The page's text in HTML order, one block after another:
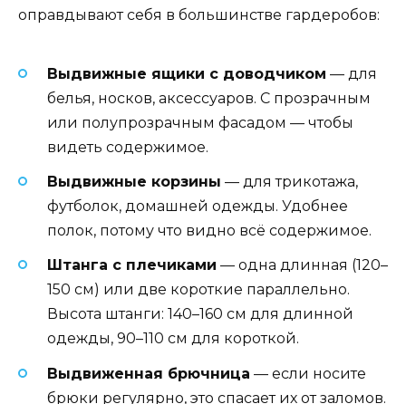
оправдывают себя в большинстве гардеробов:
Выдвижные ящики с доводчиком — для
белья, носков, аксессуаров. С прозрачным
или полупрозрачным фасадом — чтобы
видеть содержимое.
Выдвижные корзины — для трикотажа,
футболок, домашней одежды. Удобнее
полок, потому что видно всё содержимое.
Штанга с плечиками — одна длинная (120–
150 см) или две короткие параллельно.
Высота штанги: 140–160 см для длинной
одежды, 90–110 см для короткой.
Выдвиженная брючница — если носите
брюки регулярно, это спасает их от заломов.